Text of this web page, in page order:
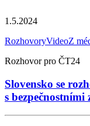
1.5.2024
RozhovoryVideoZ
Rozhovor pro ČT24
Slovensko se
s